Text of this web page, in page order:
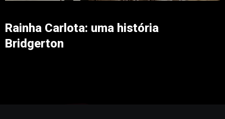
Rainha Carlota: uma história
Bridgerton